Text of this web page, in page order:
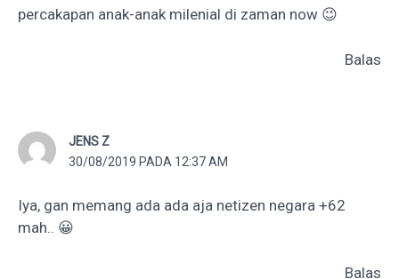
percakapan anak-anak milenial di zaman now 😉
Balas
JENS Z
30/08/2019 PADA 12:37 AM
Iya, gan memang ada ada aja netizen negara +62
mah.. 😀
Balas